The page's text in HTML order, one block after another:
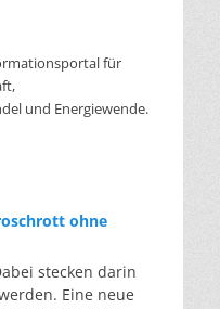
für
und Energiewende.
ohne
stecken darin
Eine neue